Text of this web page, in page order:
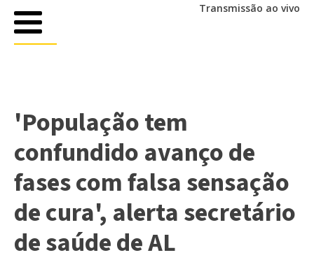
Transmissão ao vivo
'População tem
confundido avanço de
fases com falsa sensação
de cura', alerta secretário
de saúde de AL